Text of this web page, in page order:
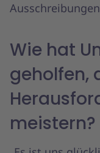
Wie hat
geholfen,
meistern?